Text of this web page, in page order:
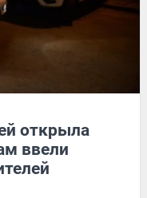
открыла
ввели